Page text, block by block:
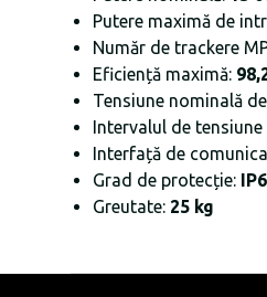
Putere maximă de
Număr de trackere
Eficiență maximă:
Tensiune nominală
Intervalul de
Interfață de
Grad de protecție:
Greutate: 25 kg